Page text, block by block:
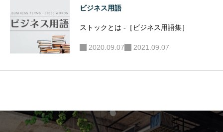
ビジネス用語
ストックとは -［ビジネス用語集］
2020.09.07 2021.09.07